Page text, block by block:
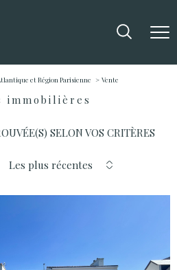
et Région Parisienne Vente
immobilières
SELON VOS CRITÈRES
Les plus récentes